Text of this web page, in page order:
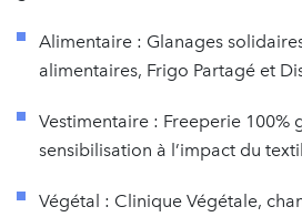
Alimentaire : Glanages
alimentaires, Frigo Partagé et
Vestimentaire : Freeperie 100%
sensibilisation à l’impact du
Végétal : Clinique Végétale,